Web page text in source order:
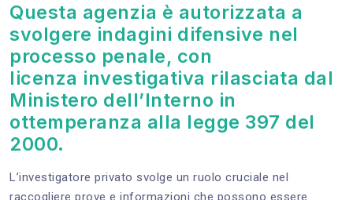
Questa agenzia è autorizzata a
svolgere indagini difensive nel
processo penale, con
licenza investigativa rilasciata dal
Ministero dell’Interno in
ottemperanza alla legge 397 del
2000.
L’investigatore privato svolge un ruolo cruciale nel
raccogliere prove e informazioni che possono essere